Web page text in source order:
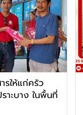
รให้แก่ครัว
ราะบาง ในพื้นที่